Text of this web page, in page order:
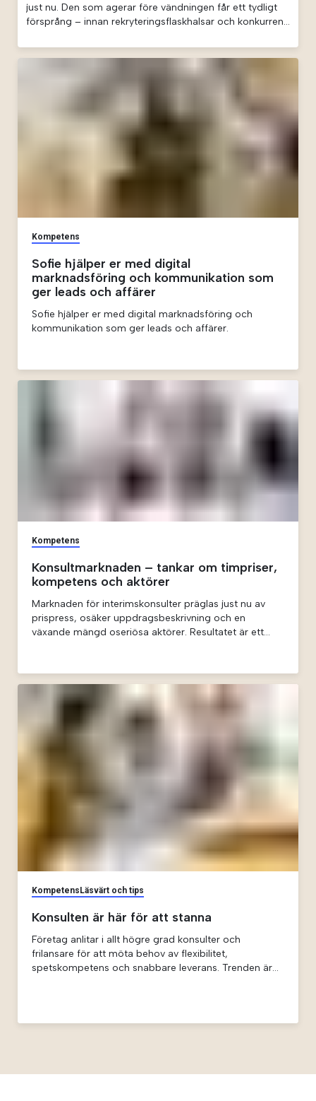
just nu. Den som agerar före vändningen får ett tydligt
försprång – innan rekryteringsflaskhalsar och konkurrens
Kompetens
Sofie hjälper er med digital
marknadsföring och kommunikation som
ger leads och affärer
Sofie hjälper er med digital marknadsföring och
kommunikation som ger leads och affärer.
Kompetens
Konsultmarknaden – tankar om timpriser,
kompetens och aktörer
Marknaden för interimskonsulter präglas just nu av
prispress, osäker uppdragsbeskrivning och en
växande mängd oseriösa aktörer. Resultatet är ett
för värdet av att samarbeta med nischade
konsultens värde.
Kompetens Läsvärt och tips
Konsulten är här för att stanna
Företag anlitar i allt högre grad konsulter och
frilansare för att möta behov av flexibilitet,
spetskompetens och snabbare leverans. Trenden är